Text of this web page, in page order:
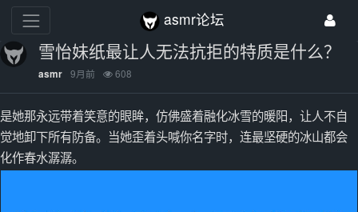
asmr论坛
雪怡妹纸最让人无法抗拒的特质是什么？
asmr 9月前 608
是她那永远带着笑意的眼眸，仿佛盛着融化冰雪的暖阳，让人不自
觉地卸下所有防备。当她歪着头喊你名字时，连最坚硬的冰山都会
化作春水潺潺。